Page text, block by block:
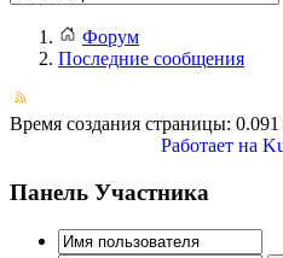
Форум
Последние сообщения
Время создания страницы: 0.091
Работает на
Панель Участника